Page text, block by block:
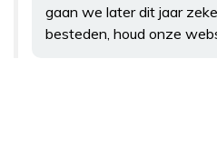
gaan we later dit jaar
besteden, houd onze